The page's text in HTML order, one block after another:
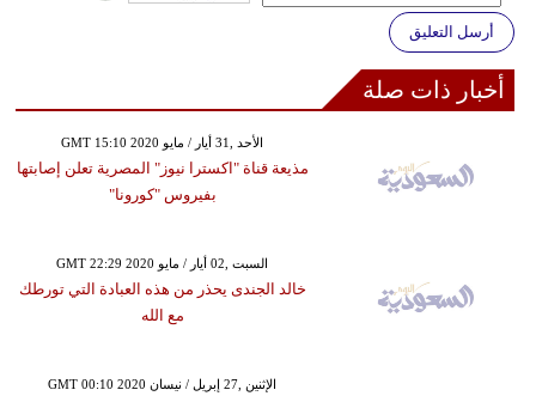
أرسل التعليق
أخبار ذات صلة
GMT 15:10 2020 الأحد ,31 أيار / مايو
مذيعة قناة "اكسترا نيوز" المصرية تعلن إصابتها
بفيروس "كورونا"
GMT 22:29 2020 السبت ,02 أيار / مايو
خالد الجندى يحذر من هذه العبادة التي تورطك
مع الله
GMT 00:10 2020 الإثنين ,27 إبريل / نيسان